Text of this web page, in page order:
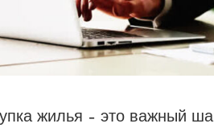
жилья – это важный